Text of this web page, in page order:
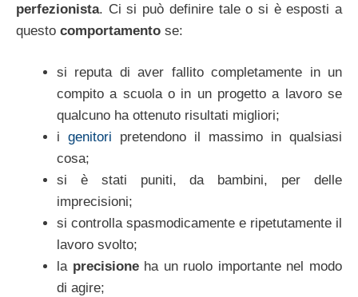
perfezionista. Ci si può definire tale o si è esposti a
questo comportamento se:
si reputa di aver fallito completamente in un
compito a scuola o in un progetto a lavoro se
qualcuno ha ottenuto risultati migliori;
i genitori pretendono il massimo in qualsiasi
cosa;
si è stati puniti, da bambini, per delle
imprecisioni;
si controlla spasmodicamente e ripetutamente il
lavoro svolto;
la precisioneha un ruolo importante nel modo
di agire;